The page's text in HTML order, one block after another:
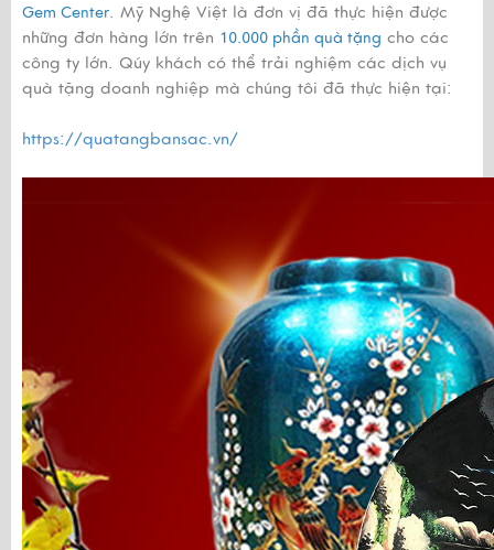
Gem Center. Mỹ Nghệ Việt là đơn vị đã thực hiện được
những đơn hàng lớn trên 10.000 phần quà tặng cho các
công ty lớn. Qúy khách có thể trải nghiệm các dịch vụ
quà tặng doanh nghiệp mà chúng tôi đã thực hiện tại:
https://quatangbansac.vn/